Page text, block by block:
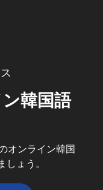
韓国語
オンライン韓国
ょう。